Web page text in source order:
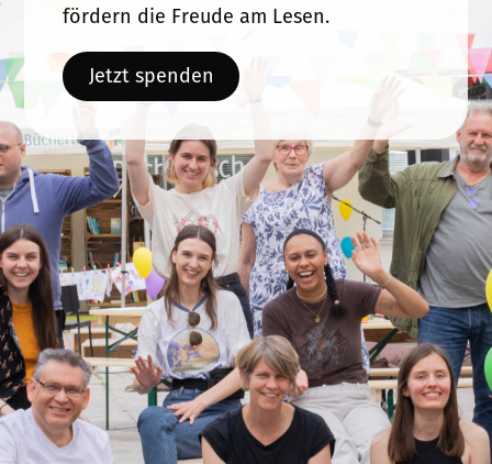
fördern die Freude am Lesen.
Jetzt spenden